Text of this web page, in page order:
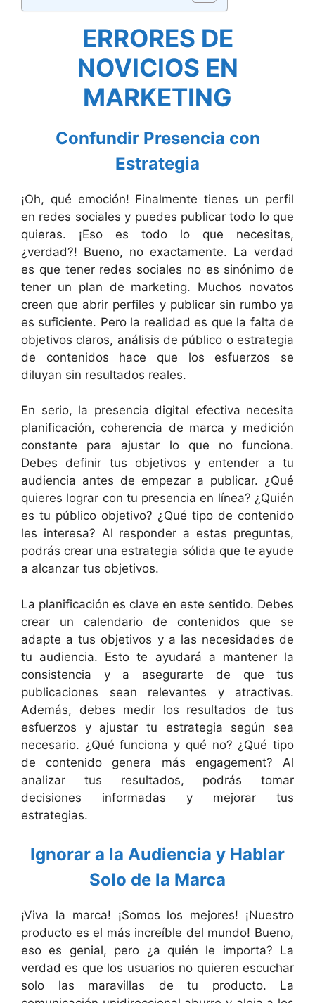
ERRORES DE
NOVICIOS EN
MARKETING
Confundir Presencia con
Estrategia
¡Oh, qué emoción! Finalmente tienes un perfil
en redes sociales y puedes publicar todo lo que
quieras. ¡Eso es todo lo que necesitas,
¿verdad?! Bueno, no exactamente. La verdad
es que tener redes sociales no es sinónimo de
tener un plan de marketing. Muchos novatos
creen que abrir perfiles y publicar sin rumbo ya
es suficiente. Pero la realidad es que la falta de
objetivos claros, análisis de público o estrategia
de contenidos hace que los esfuerzos se
diluyan sin resultados reales.
En serio, la presencia digital efectiva necesita
planificación, coherencia de marca y medición
constante para ajustar lo que no funciona.
Debes definir tus objetivos y entender a tu
audiencia antes de empezar a publicar. ¿Qué
quieres lograr con tu presencia en línea? ¿Quién
es tu público objetivo? ¿Qué tipo de contenido
les interesa? Al responder a estas preguntas,
podrás crear una estrategia sólida que te ayude
a alcanzar tus objetivos.
La planificación es clave en este sentido. Debes
crear un calendario de contenidos que se
adapte a tus objetivos y a las necesidades de
tu audiencia. Esto te ayudará a mantener la
consistencia y a asegurarte de que tus
publicaciones sean relevantes y atractivas.
Además, debes medir los resultados de tus
esfuerzos y ajustar tu estrategia según sea
necesario. ¿Qué funciona y qué no? ¿Qué tipo
de contenido genera más engagement? Al
analizar tus resultados, podrás tomar
decisiones informadas y mejorar tus
estrategias.
Ignorar a la Audiencia y Hablar
Solo de la Marca
¡Viva la marca! ¡Somos los mejores! ¡Nuestro
producto es el más increíble del mundo! Bueno,
eso es genial, pero ¿a quién le importa? La
verdad es que los usuarios no quieren escuchar
solo las maravillas de tu producto. La